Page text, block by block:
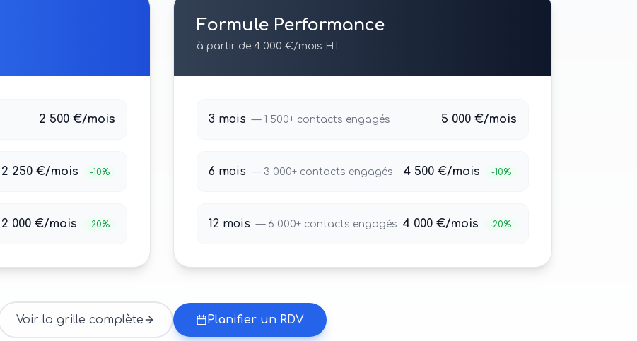
2 500 €/mois
2 250 €/mois -10%
2 000 €/mois -20%
Formule Performance
à partir de 4 000 €/mois HT
3 mois — 1 500+ contacts engagés 5 000 €/mois
6 mois — 3 000+ contacts engagés 4 500 €/mois -10%
12 mois — 6 000+ contacts engagés 4 000 €/mois -20%
Voir la grille complète Planifier un RDV